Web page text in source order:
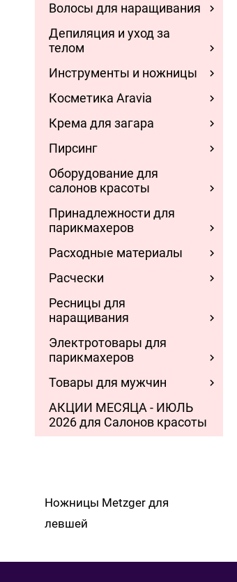
Волосы для наращивания
Депиляция и уход за
телом
Инструменты и ножницы
Косметика Aravia
Крема для загара
Пирсинг
Оборудование для
салонов красоты
Принадлежности для
парикмахеров
Расходные материалы
Расчески
Ресницы для
наращивания
Электротовары для
парикмахеров
Товары для мужчин
АКЦИИ МЕСЯЦА - ИЮЛЬ
2026 для Салонов красоты
Ножницы Metzger для
левшей